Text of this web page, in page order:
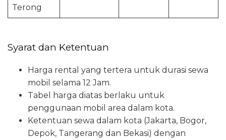
Terong
Syarat dan Ketentuan
Harga rental yang tertera untuk durasi sewa
mobil selama 12 Jam.
Tabel harga diatas berlaku untuk
penggunaan mobil area dalam kota.
Ketentuan sewa dalam kota (Jakarta, Bogor,
Depok, Tangerang dan Bekasi) dengan